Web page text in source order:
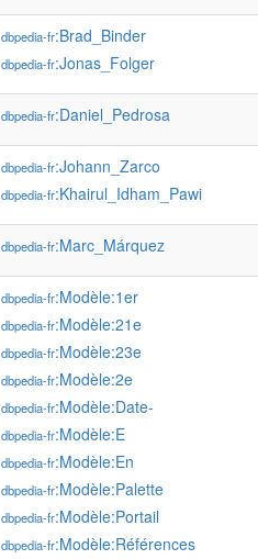
dbpedia-fr:Brad_Binder
dbpedia-fr:Jonas_Folger
dbpedia-fr:Daniel_Pedrosa
dbpedia-fr:Johann_Zarco
dbpedia-fr:Khairul_Idham_Pawi
dbpedia-fr:Marc_Márquez
dbpedia-fr:Modèle:1er
dbpedia-fr:Modèle:21e
dbpedia-fr:Modèle:23e
dbpedia-fr:Modèle:2e
dbpedia-fr:Modèle:Date-
dbpedia-fr:Modèle:E
dbpedia-fr:Modèle:En
dbpedia-fr:Modèle:Palette
dbpedia-fr:Modèle:Portail
dbpedia-fr:Modèle:Références